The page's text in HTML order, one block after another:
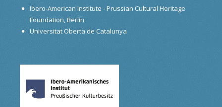
Ibero-American Institute - Prussian Cultural Heritage
Foundation, Berlin
Universitat Oberta de Catalunya